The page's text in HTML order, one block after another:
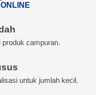
campuran.
untuk jumlah kecil.